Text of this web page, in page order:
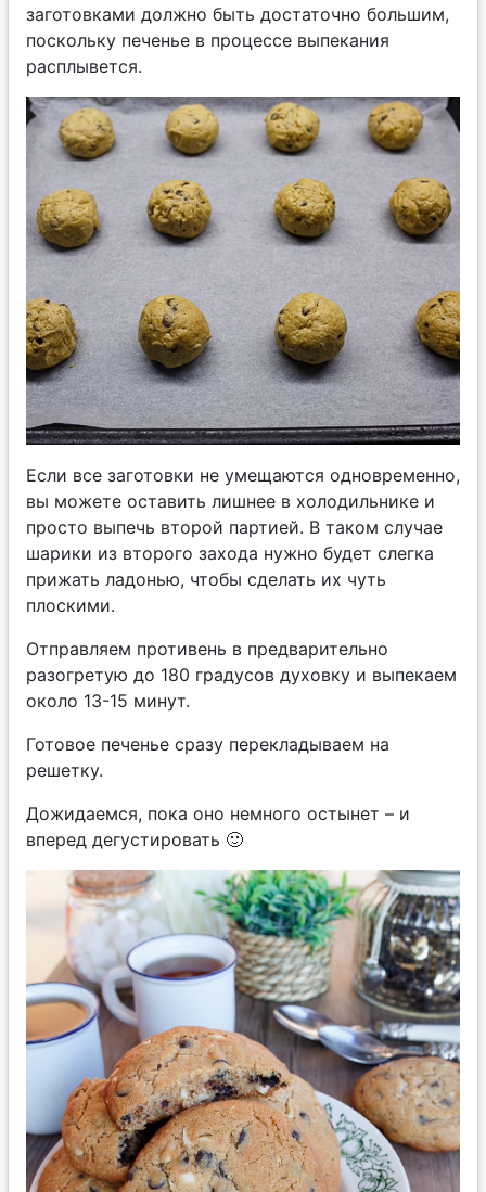
заготовками должно быть достаточно большим,
поскольку печенье в процессе выпекания
расплывется.
Если все заготовки не умещаются одновременно,
вы можете оставить лишнее в холодильнике и
просто выпечь второй партией. В таком случае
шарики из второго захода нужно будет слегка
прижать ладонью, чтобы сделать их чуть
плоскими.
Отправляем противень в предварительно
разогретую до 180 градусов духовку и выпекаем
около 13-15 минут.
Готовое печенье сразу перекладываем на
решетку.
Дожидаемся, пока оно немного остынет – и
вперед дегустировать 🙂